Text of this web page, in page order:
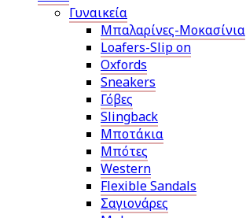
Γυναικεία
Μπαλαρίνες-Μοκασίνια
Loafers-Slip on
Oxfords
Sneakers
Γόβες
Slingback
Μποτάκια
Μπότες
Western
Flexible Sandals
Σαγιονάρες